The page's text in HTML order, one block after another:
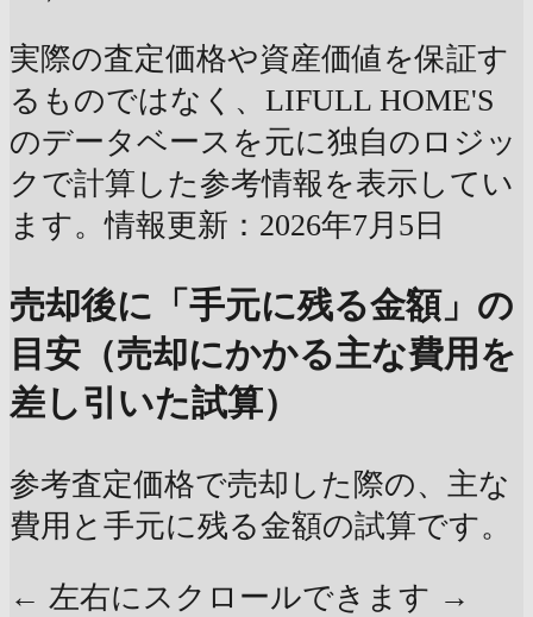
実際の査定価格や資産価値を保証す
るものではなく、LIFULL HOME'S
のデータベースを元に独自のロジッ
クで計算した参考情報を表示してい
ます。情報更新：2026年7月5日
売却後に「手元に残る金額」の
目安（売却にかかる主な費用を
差し引いた試算）
参考査定価格で売却した際の、主な
費用と手元に残る金額の試算です。
← 左右にスクロールできます →